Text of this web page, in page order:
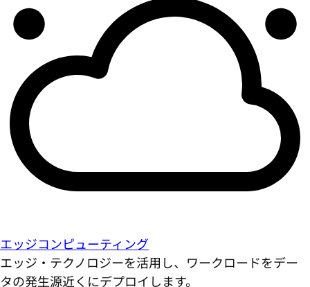
エッジコンピューティング
エッジ・テクノロジーを活用し、ワークロードをデー
タの発生源近くにデプロイします。